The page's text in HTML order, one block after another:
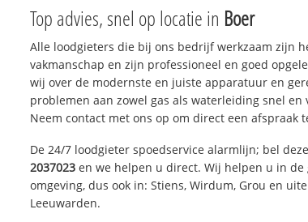
Top advies, snel op locatie in Boer
Alle loodgieters die bij ons bedrijf werkzaam zijn
vakmanschap en zijn professioneel en goed
wij over de modernste en juiste apparatuur en
problemen aan zowel gas als waterleiding snel en
Neem contact met ons op om direct een afspraak
De 24/7 loodgieter spoedservice alarmlijn; bel
2037023 en we helpen u direct. Wij helpen u in de
omgeving, dus ook in: Stiens, Wirdum, Grou en
Leeuwarden.